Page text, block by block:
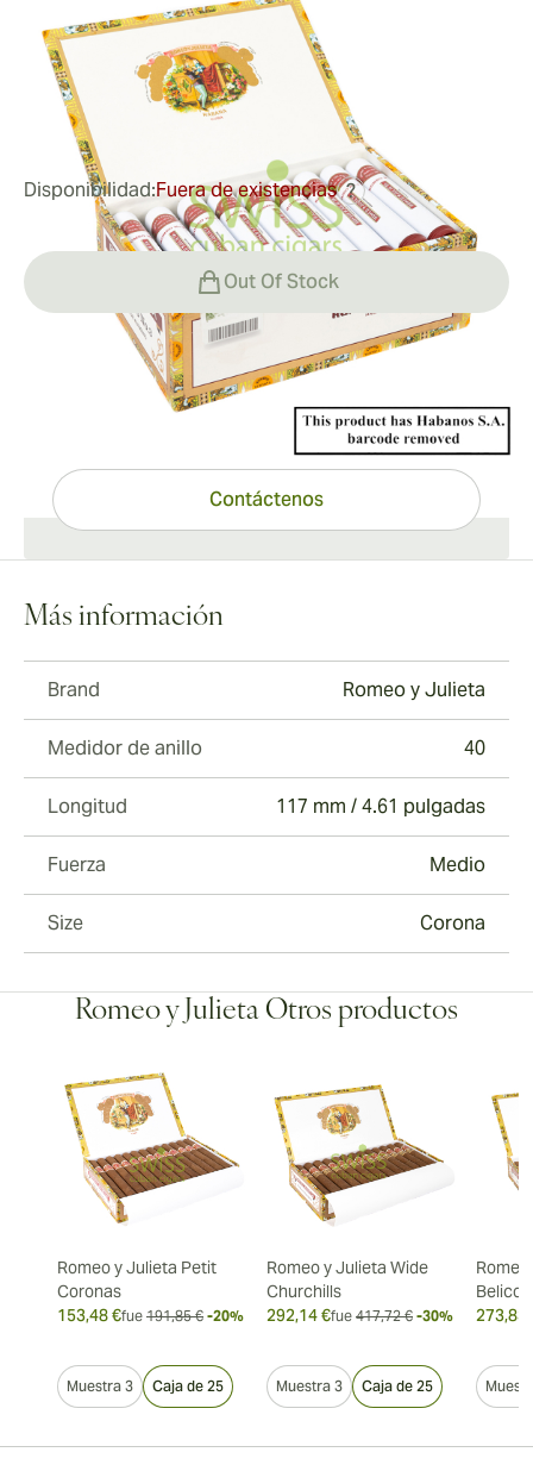
Medidor de anillo:40
Longitud:
117 mm / 4.61 pulgadas
0Reseñas
Disponibilidad:Fuera de existencias ?
Out Of Stock
¿Tiene preguntas?
Ayuda experta a un clic de distancia
Contáctenos
Más información
Brand Romeo y Julieta
Medidor de anillo 40
Longitud 117 mm / 4.61 pulgadas
Fuerza Medio
Size Corona
Romeo y Julieta Otros productos
Romeo y Julieta Petit
Coronas
153,48 €fue 191,85 € -20%
Muestra 3 Caja de 25
Romeo y Julieta Wide
Churchills
292,14 €fue 417,72 € -30%
Muestra 3 Caja de 25
273,83